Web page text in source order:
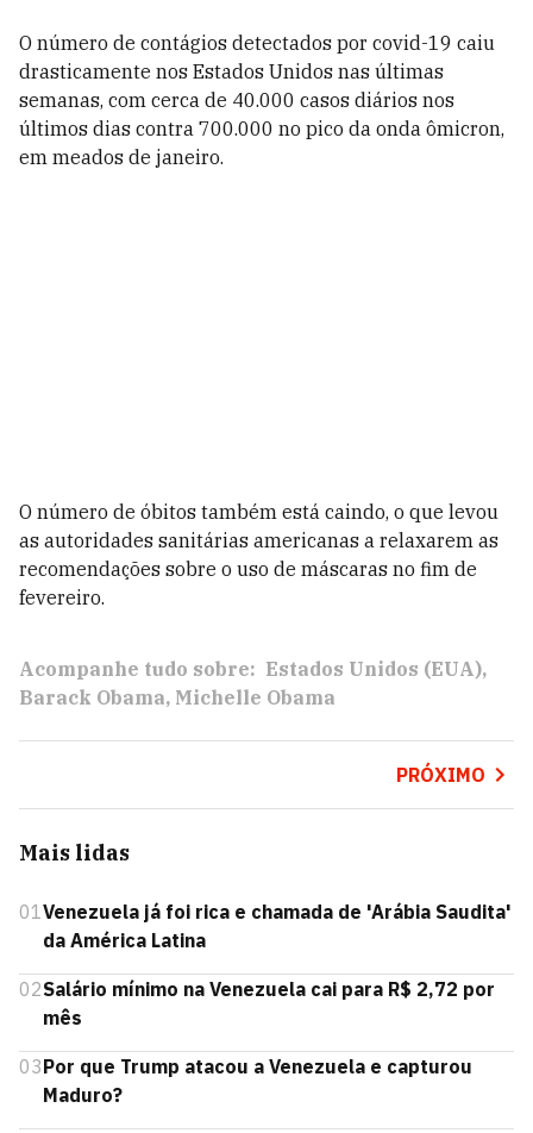
O número de contágios detectados por covid-19 caiu
drasticamente nos Estados Unidos nas últimas
semanas, com cerca de 40.000 casos diários nos
últimos dias contra 700.000 no pico da onda ômicron,
em meados de janeiro.
O número de óbitos também está caindo, o que levou
as autoridades sanitárias americanas a relaxarem as
recomendações sobre o uso de máscaras no fim de
fevereiro.
Acompanhe tudo sobre: Estados Unidos (EUA)
Barack Obama Michelle Obama
PRÓXIMO
Mais lidas
01Venezuela já foi rica e chamada de 'Arábia Saudita'
da América Latina
02Salário mínimo na Venezuela cai para R$ 2,72 por
mês
03Por que Trump atacou a Venezuela e capturou
Maduro?